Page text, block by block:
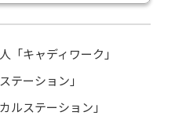
「キャディワーク」
テーション」
ルステーション」